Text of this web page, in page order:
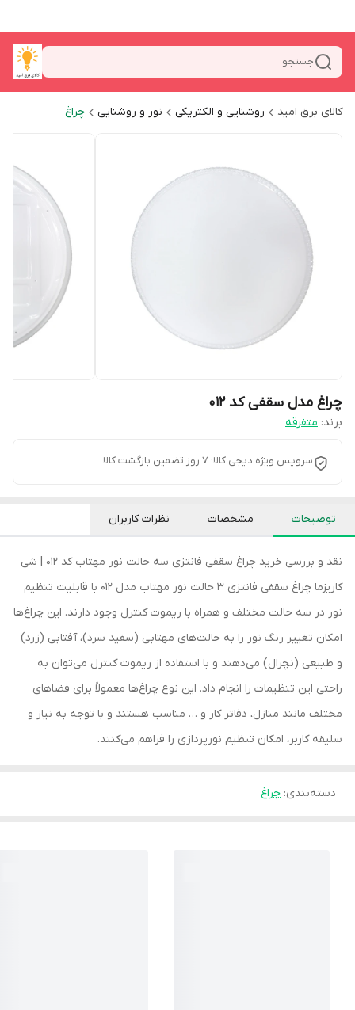
جستجو
کالای برق امید روشنایی و الکتریکی نور و روشنایی چراغ
چراغ مدل سقفی کد 012
برند: متفرقه
سرویس ویژه دیجی کالا: 7 روز تضمین بازگشت کالا
توضیحات مشخصات نظرات کاربران
نقد و بررسی خرید چراغ سقفی فانتزی سه حالت نور مهتاب کد 012 | شی
کاریزما چراغ سقفی فانتزی 3 حالت نور مهتاب مدل 012 با قابلیت تنظیم
نور در سه حالت مختلف و همراه با ریموت کنترل وجود دارند. این چراغ‌ها
امکان تغییر رنگ نور را به حالت‌های مهتابی (سفید سرد)، آفتابی (زرد)
و طبیعی (نچرال) می‌دهند و با استفاده از ریموت کنترل می‌توان به
راحتی این تنظیمات را انجام داد. این نوع چراغ‌ها معمولاً برای فضاهای
مختلف مانند منازل، دفاتر کار و … مناسب هستند و با توجه به نیاز و
سلیقه کاربر، امکان تنظیم نورپردازی را فراهم می‌کنند.
دسته‌بندی: چراغ